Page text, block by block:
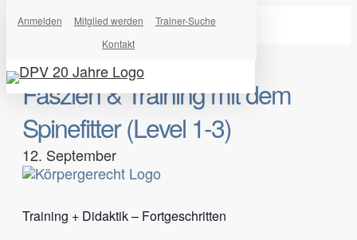
Skip
content
Anmelden Mitglied werden
Trainer-Suche
Kontakt
Faszien & Training mit dem
Spinefitter (Level 1-3)
12. September
Training + Didaktik – Fortgeschritten